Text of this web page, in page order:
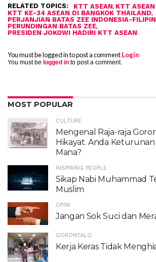
RELATED TOPICS: KTT ASEAN, KTT
KTT KE-34 ASEAN DI BANGKOK THAILAND,
PERJANJIAN BATAS ZEE INDONESIA-
PERUNDINGAN BATAS ZEE,
PRESIDEN JOKOWI HADIRI KTT ASEAN
You must be logged in to post a commentLogin
You must be logged in to post a comment.
MOST POPULAR
CULTURE
Mengenal Raja-raja
Hikayat. Anda Keturunan
Mana?
INSPIRING PEOPLE
Sikap Nabi Muhammad
Muslim
OPINI
Jangan Sok Suci dan
GORONTALO
Kerja Keras Tidak